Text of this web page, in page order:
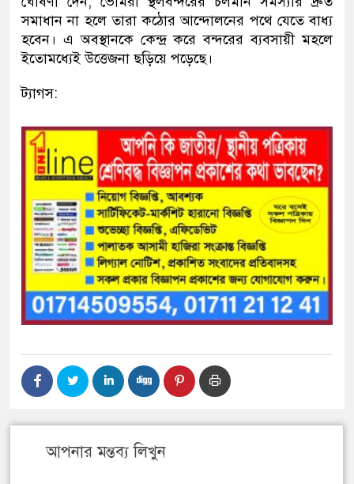
সমাধান না হলে তারা কঠোর আন্দোলনের পথে যেতে বাধ্য
হবেন। এ অবস্থানকে কেন্দ্র করে বন্দরের ব্যবসায়ী মহলে
ইতোমধ্যেই উত্তেজনা ছড়িয়ে পড়েছে।
ট্যাগস:
আপনার মন্তব্য লিখুন